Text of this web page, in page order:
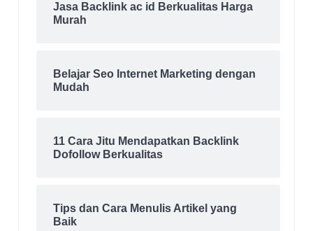
Jasa Backlink ac id Berkualitas Harga
Murah
Belajar Seo Internet Marketing dengan
Mudah
11 Cara Jitu Mendapatkan Backlink
Dofollow Berkualitas
Tips dan Cara Menulis Artikel yang
Baik